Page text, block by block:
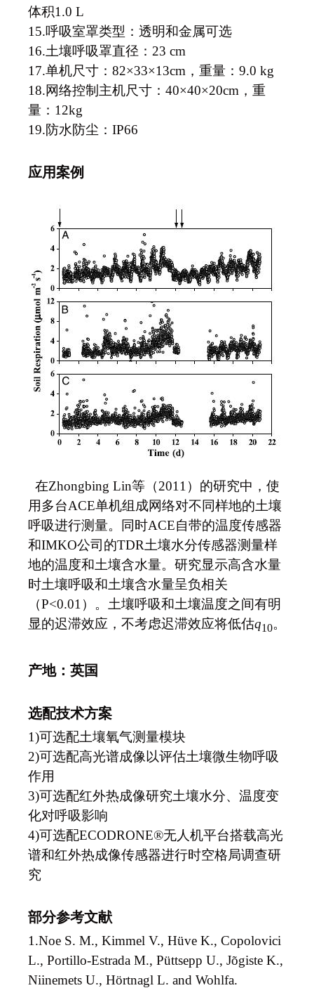
体积1.0 L
15.呼吸室罩类型：透明和金属可选
16.土壤呼吸罩直径：23 cm
17.单机尺寸：82×33×13cm，重量：9.0 kg
18.网络控制主机尺寸：40×40×20cm，重
量：12kg
19.防水防尘：IP66
应用案例
在Zhongbing Lin等（2011）的研究中，使
用多台ACE单机组成网络对不同样地的土壤
呼吸进行测量。同时ACE自带的温度传感器
和IMKO公司的TDR土壤水分传感器测量样
地的温度和土壤含水量。研究显示高含水量
时土壤呼吸和土壤含水量呈负相关
（P<0.01）。土壤呼吸和土壤温度之间有明
显的迟滞效应，不考虑迟滞效应将低估q10。
产地： 英国
选配技术方案
1)可选配土壤氧气测量模块
2)可选配高光谱成像以评估土壤微生物呼吸
作用
3)可选配红外热成像研究土壤水分、温度变
化对呼吸影响
4)可选配ECODRONE®无人机平台搭载高光
谱和红外热成像传感器进行时空格局调查研
究
部分参考文献
1.Noe S. M., Kimmel V., Hüve K., Copolovici
L., Portillo-Estrada M., Püttsepp U., Jõgiste K.,
Niinemets U., Hörtnagl L. and Wohlfa.